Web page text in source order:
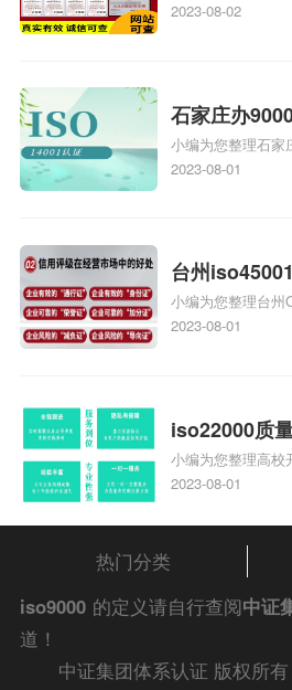
务资质二级
证证书机构有哪些
体系认证知识，详
2023-08-02
石家庄办
家庄9000认
小编为您整理石家
庄9000认证价格多
2023-08-01
台州
台州
费
小编为您整理台州
心哪家收费便宜、
标准是什么相关iso
查看下方正文！
2023-08-01
iso22000质
向，质量管
小编为您整理高校
就业前景及就业方
和cma未来就业方
哪些就业方向相
可查看下方正文！
2023-08-01
热门分类
iso9000 的定义请自行查阅中证
道！
中证集团体系认证 版权所